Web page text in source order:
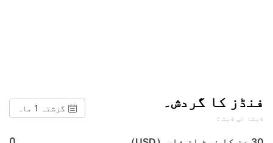
فنڈز کا گردش۔
ڈیٹا اپ ڈیٹ：
گزشتہ 1 ماہ